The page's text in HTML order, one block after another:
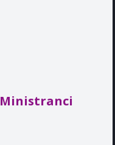
Ministranci